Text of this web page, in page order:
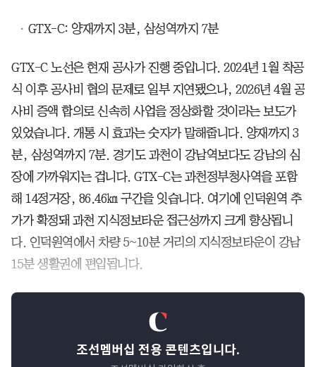
GTX-C: 양재까지 3분, 삼성역까지 7분
GTX-C 노선은 현재 공사가 진행 중입니다. 2024년 1월 착공
식 이후 공사비 협의 문제로 일부 지연됐으나, 2026년 4월 공
사비 증액 합의로 신속히 사업을 정상화할 것이라는 보도가
있었습니다. 개통 시 효과는 숫자가 말해줍니다. 양재까지 3
분, 삼성역까지 7분. 경기도 과천이 강남역보다도 강남의 심
장에 가까워지는 겁니다. GTX-C는 과천정부청사역을 포함
해 14정거장, 86.46㎞ 구간을 잇습니다. 여기에 인덕원역 추
가가 확정돼 과천 지식정보타운 접근성까지 크게 향상됩니
다. 인덕원역에서 차량 5~10분 거리의 지식정보타운이 강남
15분 생활권에 편입됩니다.
조선멤버십 전용 콘텐츠입니다.